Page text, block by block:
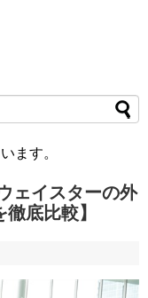
ます。
ェイスターの外
底比較】